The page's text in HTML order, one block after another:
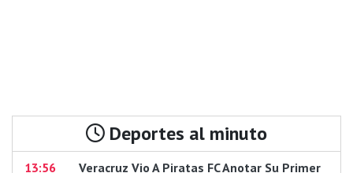
Deportes al minuto
13:56 Veracruz Vio A Piratas FC Anotar Su Primer